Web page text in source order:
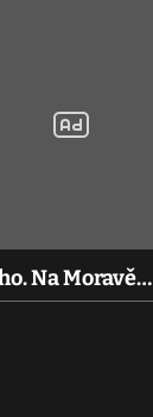
Na Moravě…